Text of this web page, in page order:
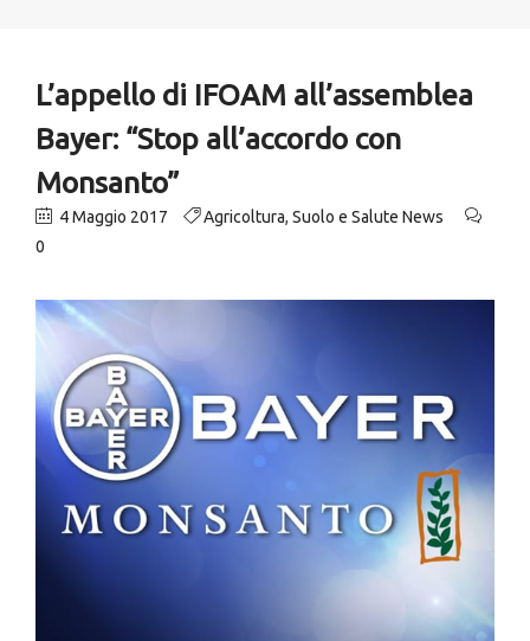
L’appello di IFOAM all’assemblea
Bayer: “Stop all’accordo con
Monsanto”
4 Maggio 2017 Agricoltura, Suolo e Salute News
0